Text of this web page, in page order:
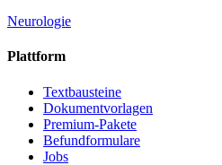
Neurologie
Plattform
Textbausteine
Dokumentvorlagen
Premium-Pakete
Befundformulare
Jobs